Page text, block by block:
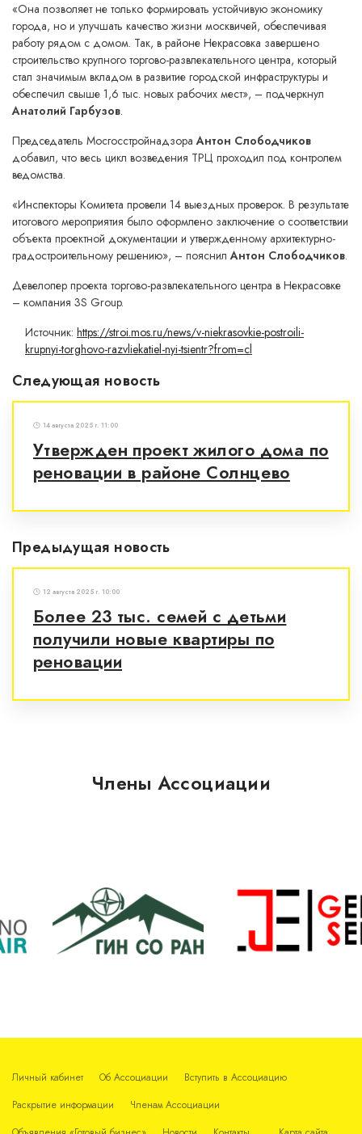
«Она позволяет не только формировать устойчивую экономику
города, но и улучшать качество жизни москвичей, обеспечивая
работу рядом с домом. Так, в районе Некрасовка завершено
строительство крупного торгово-развлекательного центра, который
стал значимым вкладом в развитие городской инфраструктуры и
обеспечил свыше 1,6 тыс. новых рабочих мест», – подчеркнул
Анатолий Гарбузов.
Председатель МосгосстройнадзораАнтон Слободчиков
добавил, что весь цикл возведения ТРЦ проходил под контролем
ведомства.
«Инспекторы Комитета провели 14 выездных проверок. В результате
итогового мероприятия было оформлено заключение о соответствии
объекта проектной документации и утвержденному архитектурно-
градостроительному решению», – пояснилАнтон Слободчиков.
Девелопер проекта торгово-развлекательного центра в Некрасовке
– компания 3S Group.
Источник: https://stroi.mos.ru/news/v-niekrasovkie-postroili-
krupnyi-torghovo-razvliekatiel-nyi-tsientr?from=cl
Следующая новость
14 августа 2025 г. 11:00
Утвержден проект жилого дома по
реновации в районе Солнцево
Предыдущая новость
12 августа 2025 г. 10:00
Более 23 тыс. семей с детьми
получили новые квартиры по
реновации
Члены Ассоциации
Личный кабинет Об Ассоциации
Вступить в Ассоциацию
Раскрытие информации
Членам Ассоциации